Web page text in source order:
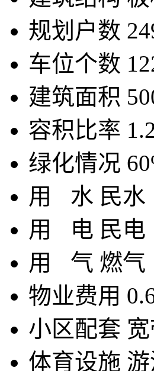
规划户数
车位个数
建筑面积
容积比率
绿化情况
用 水 民水
用
电 民电
用 气 燃气
物业费用
小区配套
体育设施